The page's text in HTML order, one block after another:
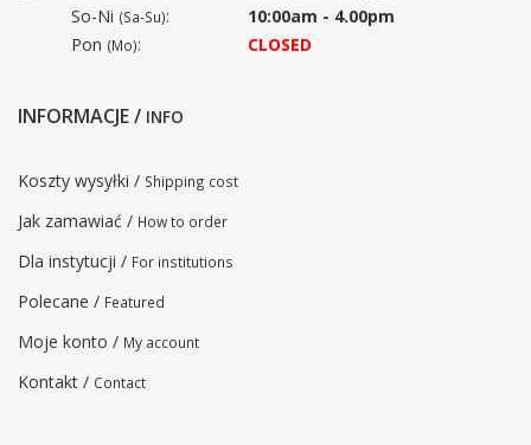
So-Ni (Sa-Su):
10:00am - 4.00pm
Pon (Mo): CLOSED
INFORMACJE / INFO
Koszty wysyłki / Shipping cost
Jak zamawiać / How to order
Dla instytucji / For institutions
Polecane / Featured
Moje konto / My account
Kontakt / Contact